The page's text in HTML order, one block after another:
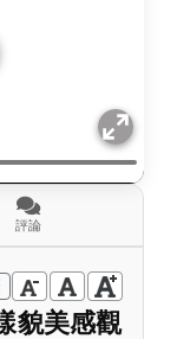
評論
貌美感觀